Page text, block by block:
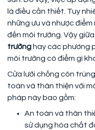
là điều cần thiết. Tuy
những ưu và nhược
đến môi trường. Vậy giữa
trường hay các phương
môi trường có điểm gì
Cửa lưới chống côn
toàn và thân thiện với
pháp này bao gồm:
An toàn và thân
sử dụng hóa chất